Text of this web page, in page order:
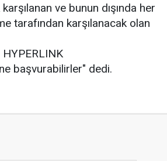
ve bunun dışında her
tarafından karşılanacak olan
başvurabilirler" dedi.